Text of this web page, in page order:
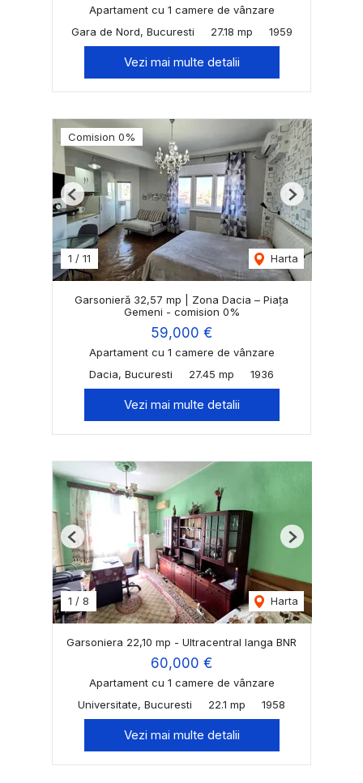
Apartament cu 1 camere de vânzare
Gara de Nord, Bucuresti
27.18 mp 1959
Vezi mai multe detalii
Comision 0%
1 / 11 Harta
Previous Next
Garsonieră 32,57 mp | Zona Dacia – Piața
Gemeni - comision 0%
59,000 €
Apartament cu 1 camere de vânzare
Dacia, Bucuresti
27.45 mp 1936
Vezi mai multe detalii
1 / 8 Harta
Previous Next
Garsoniera 22,10 mp - Ultracentral langa BNR
60,000 €
Apartament cu 1 camere de vânzare
Universitate, Bucuresti
22.1 mp 1958
Vezi mai multe detalii